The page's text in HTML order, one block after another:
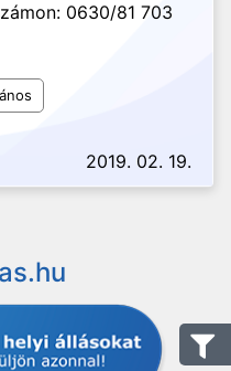
0630/81 703
2019. 02. 19.